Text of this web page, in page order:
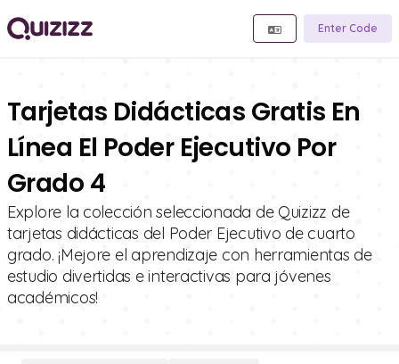
Enter Code
Tarjetas Didácticas Gratis En
Línea El Poder Ejecutivo Por
Grado 4
Explore la colección seleccionada de Quizizz de
tarjetas didácticas del Poder Ejecutivo de cuarto
grado. ¡Mejore el aprendizaje con herramientas de
estudio divertidas e interactivas para jóvenes
académicos!